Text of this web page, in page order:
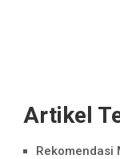
Artikel
Rekomendasi